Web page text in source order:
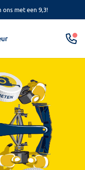
met een 9,3!